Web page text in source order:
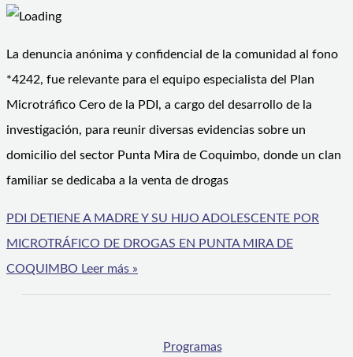
La denuncia anónima y confidencial de la comunidad al fono
*4242, fue relevante para el equipo especialista del Plan
Microtráfico Cero de la PDI, a cargo del desarrollo de la
investigación, para reunir diversas evidencias sobre un
domicilio del sector Punta Mira de Coquimbo, donde un clan
familiar se dedicaba a la venta de drogas
PDI DETIENE A MADRE Y SU HIJO ADOLESCENTE POR
MICROTRÁFICO DE DROGAS EN PUNTA MIRA DE
COQUIMBO Leer más »
Programas